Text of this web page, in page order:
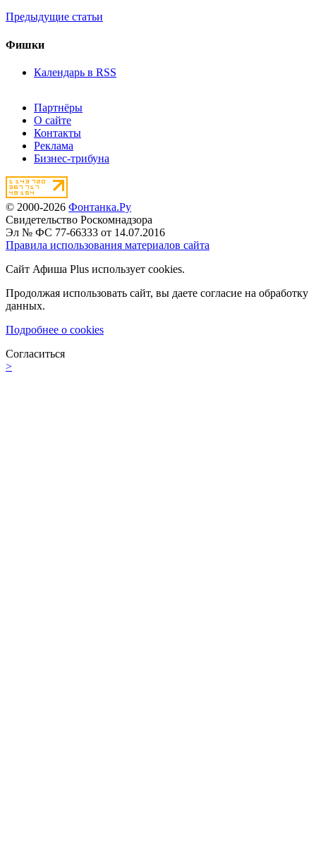
Предыдущие статьи
Фишки
Календарь в RSS
Партнёры
О сайте
Контакты
Реклама
Бизнес-трибуна
© 2000-2026 Фонтанка.Ру
Свидетельство Роскомнадзора
Эл № ФС 77-66333 от 14.07.2016
Правила использования материалов сайта
Сайт Афиша Plus использует cookies.
Продолжая использовать сайт, вы даете согласие на обработку
данных.
Подробнее о cookies
Согласиться
>